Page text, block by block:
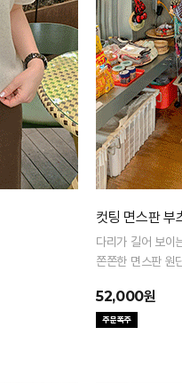
컷팅 면스판
다리가 길어 보이
쫀쫀한 면스판 원
52,000원